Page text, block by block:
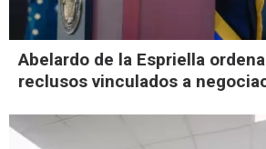
Abelardo de la Espriella
reclusos vinculados a